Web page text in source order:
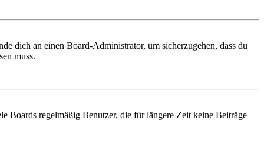
dich an einen Board-Administrator, um sicherzugehen, dass du
muss.
Boards regelmäßig Benutzer, die für längere Zeit keine Beiträge